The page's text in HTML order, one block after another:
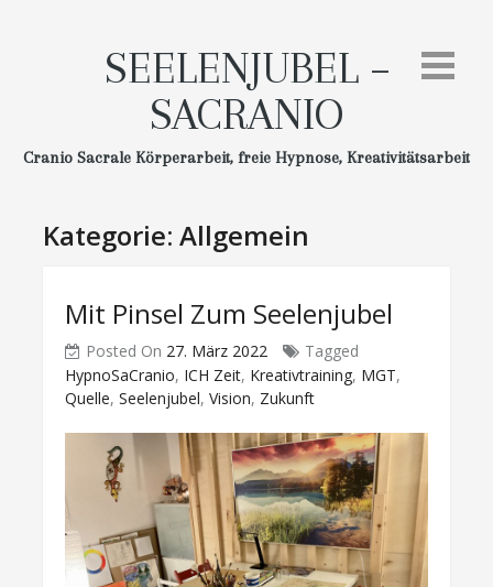
SEELENJUBEL –
SACRANIO
Cranio Sacrale Körperarbeit, freie Hypnose, Kreativitätsarbeit
Kategorie: Allgemein
Mit Pinsel Zum Seelenjubel
Posted On 27. März 2022
Tagged
HypnoSaCranio, ICH Zeit, Kreativtraining, MGT,
Quelle, Seelenjubel, Vision, Zukunft